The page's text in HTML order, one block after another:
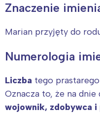
Znaczenie
Marian przyjęty do
Numerologia
Liczba tego prastarego
Oznacza to, że na
wojownik, zdobywca